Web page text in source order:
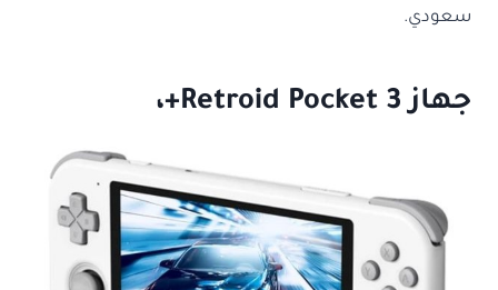
سعودي.
جهاز Retroid Pocket 3+،